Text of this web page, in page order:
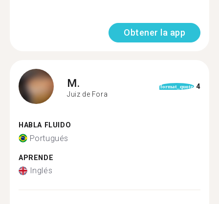
Obtener la app
M.
Juiz de Fora
format_quote 4
HABLA FLUIDO
Portugués
APRENDE
Inglés